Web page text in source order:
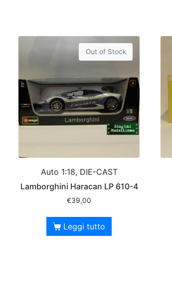
Out of Stock
Auto 1:18, DIE-CAST
Lamborghini Haracan LP 610-4
€39,00
Leggi tutto